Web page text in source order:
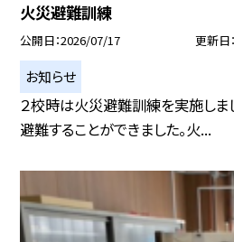
火災避難訓練
公開日 2026/07/17 更新日
お知らせ
２校時は火災避難訓練を実施しま
避難することができました。火...